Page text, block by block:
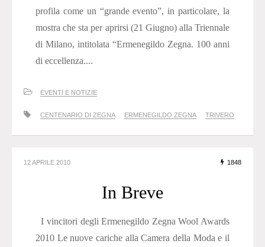
profila come un “grande evento”, in particolare, la
mostra che sta per aprirsi (21 Giugno) alla Triennale
di Milano, intitolata “Ermenegildo Zegna. 100 anni
di eccellenza....
EVENTI E NOTIZIE
CENTENARIO DI ZEGNA ERMENEGILDO ZEGNA TRIVERO
12 APRILE 2010 1848
In Breve
I vincitori degli Ermenegildo Zegna Wool Awards
2010 Le nuove cariche alla Camera della Moda e il